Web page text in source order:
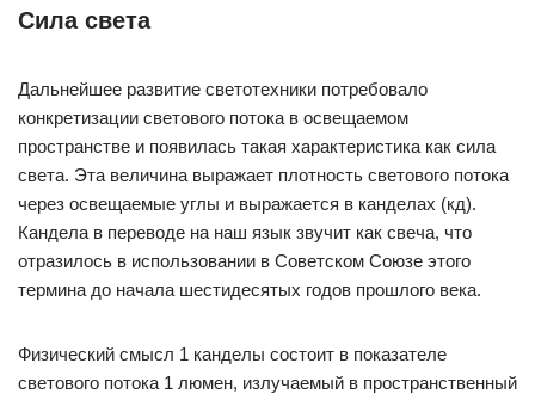
Сила света
Дальнейшее развитие светотехники потребовало
конкретизации светового потока в освещаемом
пространстве и появилась такая характеристика как сила
света. Эта величина выражает плотность светового потока
через освещаемые углы и выражается в канделах (кд).
Кандела в переводе на наш язык звучит как свеча, что
отразилось в использовании в Советском Союзе этого
термина до начала шестидесятых годов прошлого века.
Физический смысл 1 канделы состоит в показателе
светового потока 1 люмен, излучаемый в пространственный